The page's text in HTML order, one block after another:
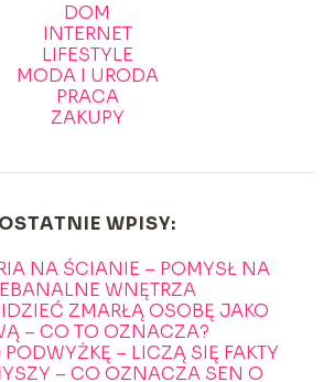
DOM
INTERNET
LIFESTYLE
MODA I URODA
PRACA
ZAKUPY
OSTATNIE WPISY:
NA ŚCIANIE – POMYSŁ NA
WNĘTRZA
ZMARŁĄ OSOBĘ JAKO
– CO TO OZNACZA?
– LICZĄ SIĘ FAKTY
– CO OZNACZA SEN O